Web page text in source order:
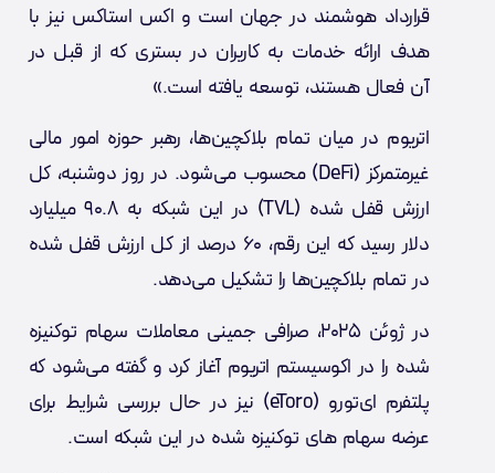
قرارداد هوشمند در جهان است و اکس استاکس نیز با
هدف ارائه خدمات به کاربران در بستری که از قبل در
آن فعال هستند، توسعه یافته است.»
اتریوم در میان تمام بلاکچین‌ها، رهبر حوزه امور مالی
غیرمتمرکز (DeFi) محسوب می‌شود. در روز دوشنبه، کل
ارزش قفل شده (TVL) در این شبکه به ۹۰.۸ میلیارد
دلار رسید که این رقم، ۶۰ درصد از کل ارزش قفل شده
در تمام بلاکچین‌ها را تشکیل می‌دهد.
در ژوئن ۲۰۲۵، صرافی جمینی معاملات سهام توکنیزه
شده را در اکوسیستم اتریوم آغاز کرد و گفته می‌شود که
پلتفرم ای‌تورو (eToro) نیز در حال بررسی شرایط برای
عرضه سهام های توکنیزه شده در این شبکه است.